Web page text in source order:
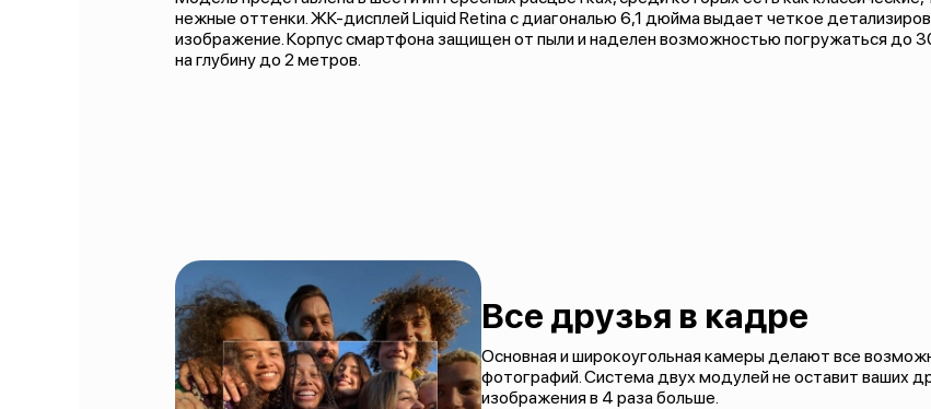
нежные оттенки. ЖК-дисплей Liquid Retina с диагональю 6,1 дюйма выдает четкое
изображение. Корпус смартфона защищен от пыли и наделен возможностью погружаться до
на глубину до 2 метров.
Все друзья в кадре
Основная и широкоугольная камеры делают все
фотографий. Система двух модулей не оставит ваших
изображения в 4 раза больше.